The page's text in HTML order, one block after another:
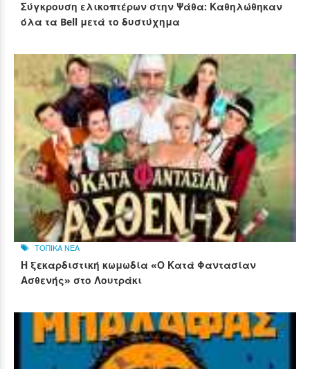
Σύγκρουση ελικοπτέρων στην Ψάθα: Καθηλώθηκαν
όλα τα Bell μετά το δυστύχημα
ΤΟΠΙΚΑ ΝΕΑ
Η ξεκαρδιστική κωμωδία «Ο Κατά Φαντασίαν
Ασθενής» στο Λουτράκι